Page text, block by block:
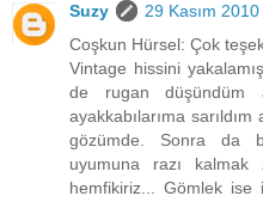
Suzy
29 Kasım
Coşkun Hürsel: Çok
Vintage hissini
de rugan düşündüm
ayakkabılarıma
gözümde. Sonra da
uyumuna razı
hemfikiriz... Gömlek